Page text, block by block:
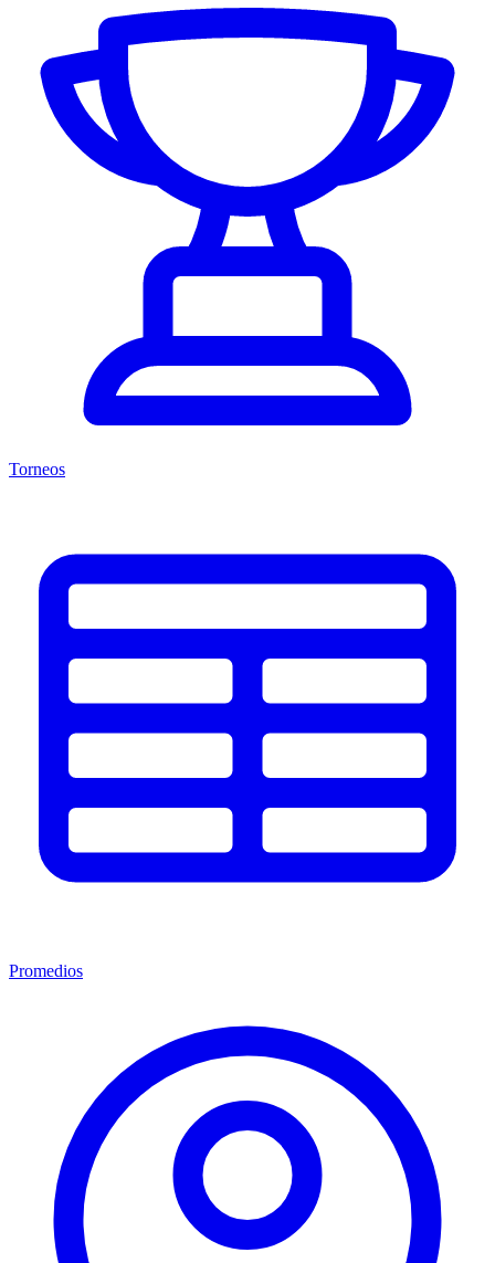
Torneos
Promedios